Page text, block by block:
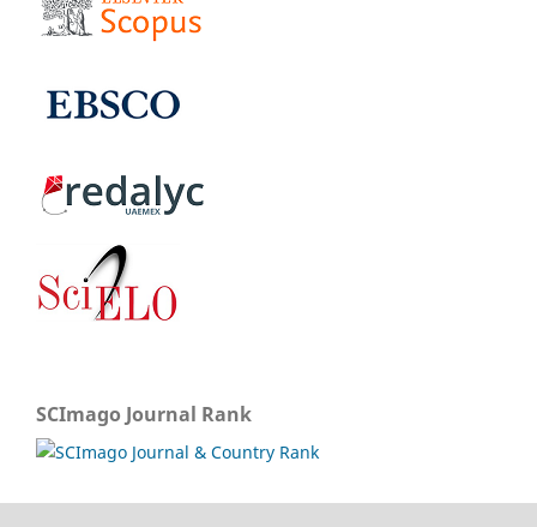
SCImago Journal Rank